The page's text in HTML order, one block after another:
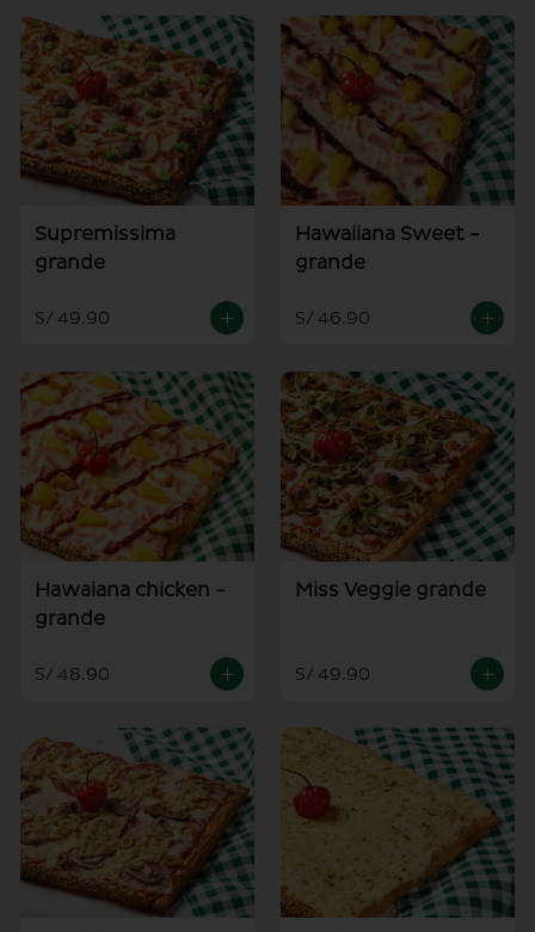
Supremissima
grande
S/ 49.90
Hawaiiana Sweet -
grande
S/ 46.90
Hawaiana chicken -
grande
S/ 48.90
Miss Veggie grande
S/ 49.90